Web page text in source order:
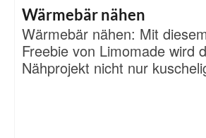
Wärmebär nähen
Wärmebär nähen: Mit
Freebie von Limomade wird
Nähprojekt nicht nur